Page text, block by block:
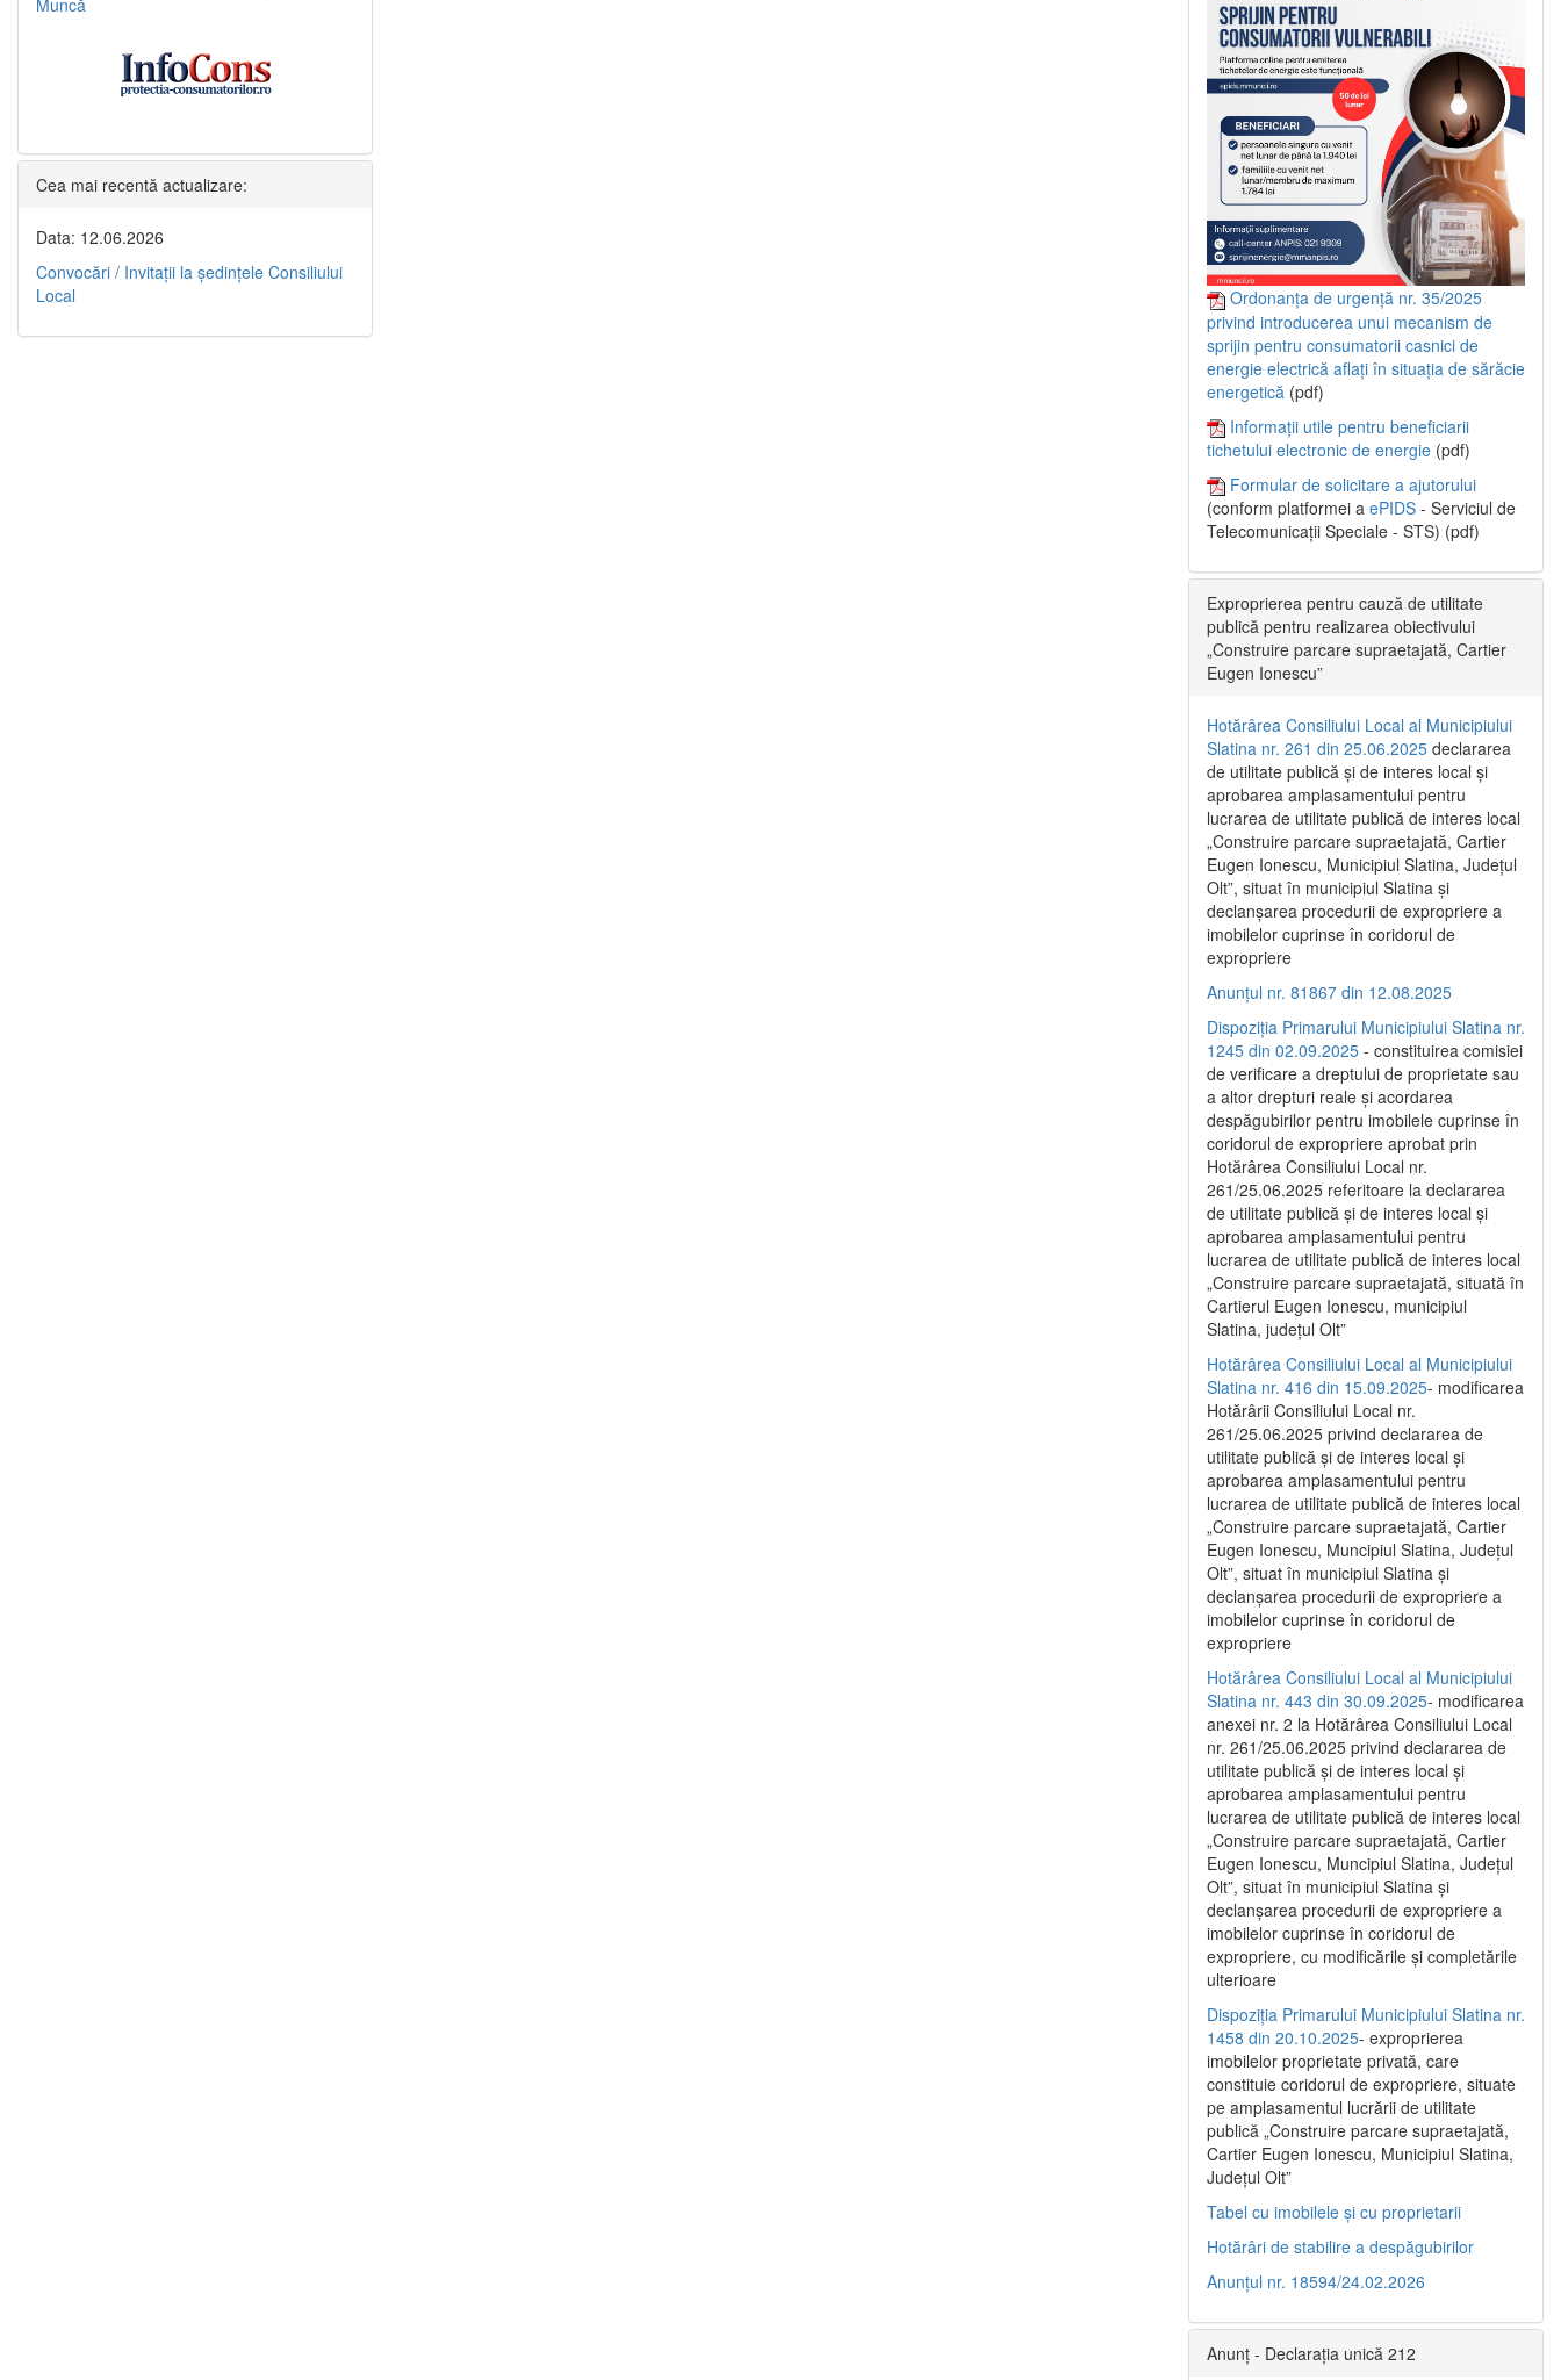
Muncă
Cea mai recentă actualizare:
Data: 12.06.2026
Convocări / Invitaţii la şedinţele Consiliului
Local
Ordonanța de urgență nr. 35/2025
privind introducerea unui mecanism de
sprijin pentru consumatorii casnici de
energie electrică aflați în situația de sărăcie
energetică (pdf)
Informații utile pentru beneficiarii
tichetului electronic de energie (pdf)
Formular de solicitare a ajutorului
(conform platformei a ePIDS - Serviciul de
Telecomunicații Speciale - STS) (pdf)
Exproprierea pentru cauză de utilitate
publică pentru realizarea obiectivului
„Construire parcare supraetajată, Cartier
Eugen Ionescu”
Hotărârea Consiliului Local al Municipiului
Slatina nr. 261 din 25.06.2025 declararea
de utilitate publică și de interes local și
aprobarea amplasamentului pentru
lucrarea de utilitate publică de interes local
„Construire parcare supraetajată, Cartier
Eugen Ionescu, Municipiul Slatina, Județul
Olt”, situat în municipiul Slatina și
declanșarea procedurii de expropriere a
imobilelor cuprinse în coridorul de
expropriere
Anunțul nr. 81867 din 12.08.2025
Dispoziția Primarului Municipiului Slatina nr.
1245 din 02.09.2025 - constituirea comisiei
de verificare a dreptului de proprietate sau
a altor drepturi reale și acordarea
despăgubirilor pentru imobilele cuprinse în
coridorul de expropriere aprobat prin
Hotărârea Consiliului Local nr.
261/25.06.2025 referitoare la declararea
de utilitate publică și de interes local și
aprobarea amplasamentului pentru
lucrarea de utilitate publică de interes local
„Construire parcare supraetajată, situată în
Cartierul Eugen Ionescu, municipiul
Slatina, județul Olt”
Hotărârea Consiliului Local al Municipiului
Slatina nr. 416 din 15.09.2025- modificarea
Hotărârii Consiliului Local nr.
261/25.06.2025 privind declararea de
utilitate publică și de interes local și
aprobarea amplasamentului pentru
lucrarea de utilitate publică de interes local
„Construire parcare supraetajată, Cartier
Eugen Ionescu, Muncipiul Slatina, Județul
Olt”, situat în municipiul Slatina și
declanșarea procedurii de expropriere a
imobilelor cuprinse în coridorul de
expropriere
Hotărârea Consiliului Local al Municipiului
Slatina nr. 443 din 30.09.2025- modificarea
anexei nr. 2 la Hotărârea Consiliului Local
nr. 261/25.06.2025 privind declararea de
utilitate publică şi de interes local şi
aprobarea amplasamentului pentru
lucrarea de utilitate publică de interes local
„Construire parcare supraetajată, Cartier
Eugen Ionescu, Muncipiul Slatina, Judeţul
Olt”, situat în municipiul Slatina şi
declanşarea procedurii de expropriere a
imobilelor cuprinse în coridorul de
expropriere, cu modificările şi completările
ulterioare
Dispoziția Primarului Municipiului Slatina nr.
1458 din 20.10.2025- exproprierea
imobilelor proprietate privată, care
constituie coridorul de expropriere, situate
pe amplasamentul lucrării de utilitate
publică „Construire parcare supraetajată,
Cartier Eugen Ionescu, Municipiul Slatina,
Județul Olt”
Tabel cu imobilele și cu proprietarii
Hotărâri de stabilire a despăgubirilor
Anunțul nr. 18594/24.02.2026
Anunț - Declarația unică 212